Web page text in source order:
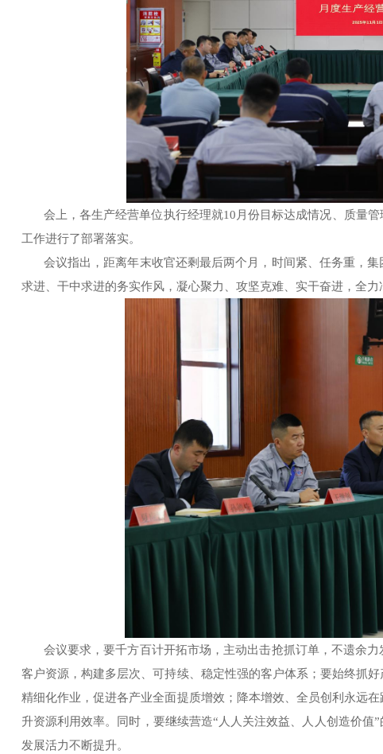
会上，各生产经营单位执行经理就10月份目标达成情况、质量
工作进行了部署落实。
会议指出，距离年末收官还剩最后两个月，时间紧、任务重，
求进、干中求进的务实作风，凝心聚力、攻坚克难、实干奋进，全力
会议要求，要千方百计开拓市场，主动出击抢抓订单，不遗余
客户资源，构建多层次、可持续、稳定性强的客户体系；要始终抓
精细化作业，促进各产业全面提质增效；降本增效、全员创利永远
升资源利用效率。同时，要继续营造“人人关注效益、人人创造价值
发展活力不断提升。